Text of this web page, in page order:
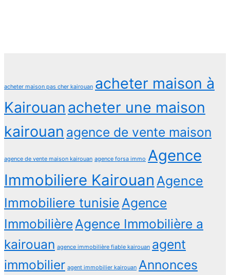
acheter maison pas cher kairouan acheter maison à
Kairouan acheter une maison
kairouan agence de vente maison
agence de vente maison kairouan agence forsa immo Agence
Immobiliere Kairouan Agence
Immobiliere tunisie Agence
Immobilière Agence Immobilière a
kairouan agence immobilière fiable kairouan agent
immobilier agent immobilier kairouan Annonces